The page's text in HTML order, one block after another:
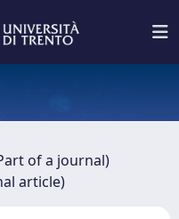
of a journal)
article)